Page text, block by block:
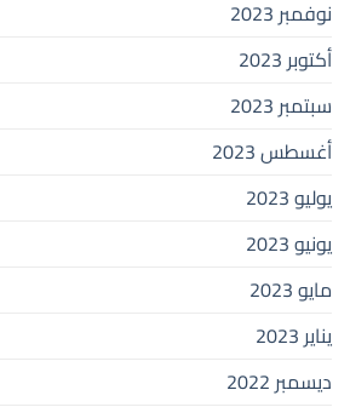
نوفمبر 2023
أكتوبر 2023
سبتمبر 2023
أغسطس 2023
يوليو 2023
يونيو 2023
مايو 2023
يناير 2023
ديسمبر 2022